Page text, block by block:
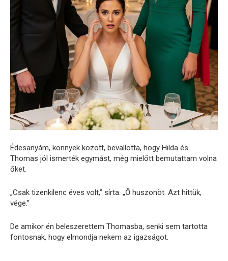
Édesanyám, könnyek között, bevallotta, hogy Hilda és
Thomas jól ismerték egymást, még mielőtt bemutattam volna
őket.
„Csak tizenkilenc éves volt,” sírta. „Ő huszonöt. Azt hittük,
vége.”
De amikor én beleszerettem Thomasba, senki sem tartotta
fontosnak, hogy elmondja nekem az igazságot.